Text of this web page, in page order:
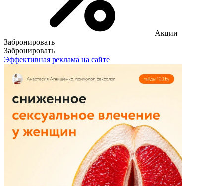
Акции
Забронировать
Забронировать
Эффективная реклама на сайте